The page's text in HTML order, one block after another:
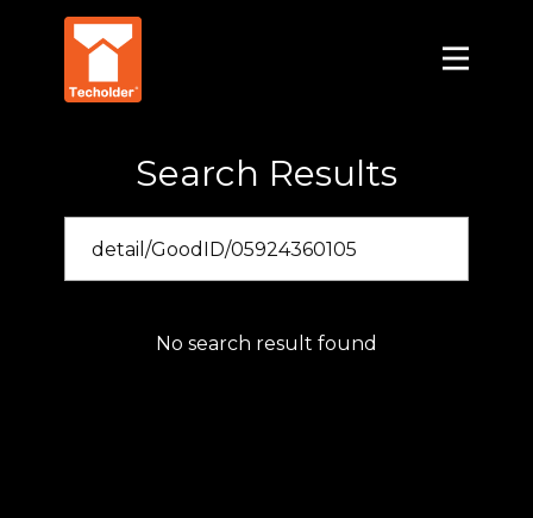
Search Results
No search result found